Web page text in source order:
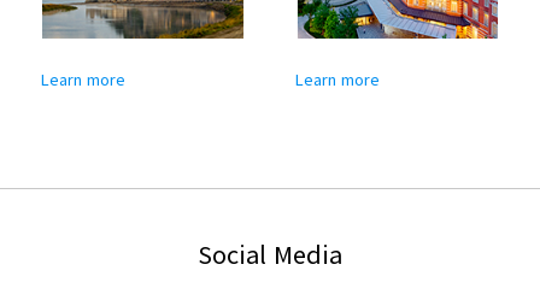
Learn more Learn more
Social Media